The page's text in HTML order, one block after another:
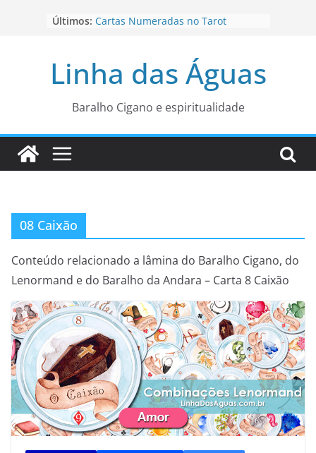
Últimos: Cartas Numeradas no Tarot
para está fase
Os Naipes no Tarot
Cartas da Corte no Tarot
Linha das Águas
Baralho Cigano e espiritualidade
08 Caixão
Conteúdo relacionado a lâmina do Baralho Cigano, do
Lenormand e do Baralho da Andara – Carta 8 Caixão